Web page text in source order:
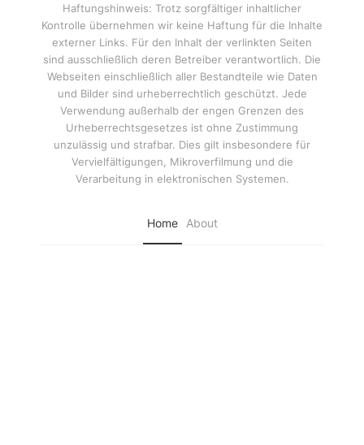
Haftungshinweis: Trotz sorgfältiger inhaltlicher
Kontrolle übernehmen wir keine Haftung für die Inhalte
externer Links. Für den Inhalt der verlinkten Seiten
sind ausschließlich deren Betreiber verantwortlich. Die
Webseiten einschließlich aller Bestandteile wie Daten
und Bilder sind urheberrechtlich geschützt. Jede
Verwendung außerhalb der engen Grenzen des
Urheberrechtsgesetzes ist ohne Zustimmung
unzulässig und strafbar. Dies gilt insbesondere für
Vervielfältigungen, Mikroverfilmung und die
Verarbeitung in elektronischen Systemen.
Home About